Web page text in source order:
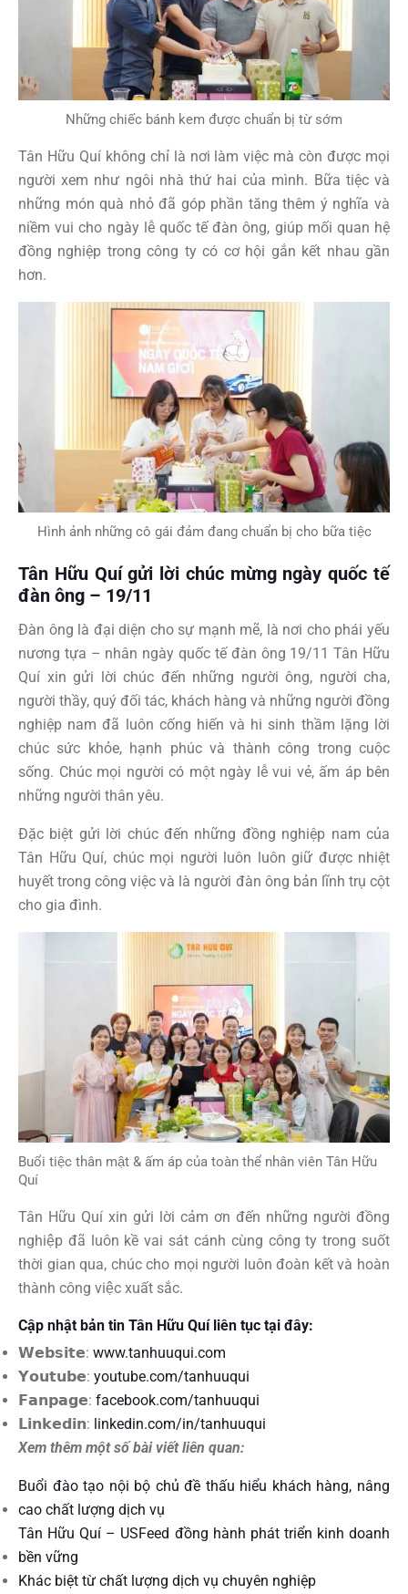
Những chiếc bánh kem được chuẩn bị từ sớm
Tân Hữu Quí không chỉ là nơi làm việc mà còn được mọi
người xem như ngôi nhà thứ hai của mình. Bữa tiệc và
những món quà nhỏ đã góp phần tăng thêm ý nghĩa và
niềm vui cho ngày lễ quốc tế đàn ông, giúp mối quan hệ
đồng nghiệp trong công ty có cơ hội gắn kết nhau gần
hơn.
Hình ảnh những cô gái đảm đang chuẩn bị cho bữa tiệc
Tân Hữu Quí gửi lời chúc mừng ngày quốc tế
đàn ông – 19/11
Đàn ông là đại diện cho sự mạnh mẽ, là nơi cho phái yếu
nương tựa – nhân ngày quốc tế đàn ông 19/11 Tân Hữu
Quí xin gửi lời chúc đến những người ông, người cha,
người thầy, quý đối tác, khách hàng và những người đồng
nghiệp nam đã luôn cống hiến và hi sinh thầm lặng lời
chúc sức khỏe, hạnh phúc và thành công trong cuộc
sống. Chúc mọi người có một ngày lễ vui vẻ, ấm áp bên
những người thân yêu.
Đặc biệt gửi lời chúc đến những đồng nghiệp nam của
Tân Hữu Quí, chúc mọi người luôn luôn giữ được nhiệt
huyết trong công việc và là người đàn ông bản lĩnh trụ cột
cho gia đình.
Buổi tiệc thân mật & ấm áp của toàn thể nhân viên Tân Hữu
Quí
Tân Hữu Quí xin gửi lời cảm ơn đến những người đồng
nghiệp đã luôn kề vai sát cánh cùng công ty trong suốt
thời gian qua, chúc cho mọi người luôn đoàn kết và hoàn
thành công việc xuất sắc.
Cập nhật bản tin Tân Hữu Quí liên tục tại đây:
𝗪𝗲𝗯𝘀𝗶𝘁𝗲: www.tanhuuqui.com
𝗬𝗼𝘂𝘁𝘂𝗯𝗲: youtube.com/tanhuuqui
𝗙𝗮𝗻𝗽𝗮𝗴𝗲: facebook.com/tanhuuqui
𝗟𝗶𝗻𝗸𝗲𝗱𝗶𝗻: linkedin.com/in/tanhuuqui
Xem thêm một số bài viết liên quan:
Buổi đào tạo nội bộ chủ đề thấu hiểu khách hàng, nâng
cao chất lượng dịch vụ
Tân Hữu Quí – USFeed đồng hành phát triển kinh doanh
bền vững
Khác biệt từ chất lượng dịch vụ chuyên nghiệp